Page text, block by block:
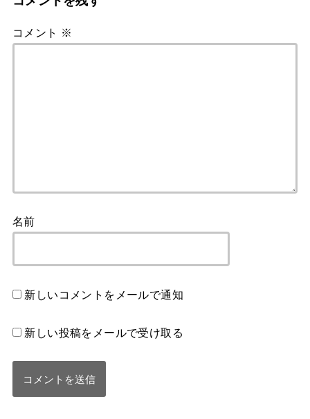
コメント ※
名前
新しいコメントをメールで通知
新しい投稿をメールで受け取る